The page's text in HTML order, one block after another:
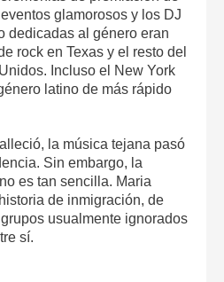
glamorosos y los DJ
dedicadas al género eran
rock en Texas y el resto del
Incluso el New York
latino de más rápido
la música tejana pasó
Sin embargo, la
es tan sencilla. Maria
de inmigración, de
usualmente ignorados
sí.